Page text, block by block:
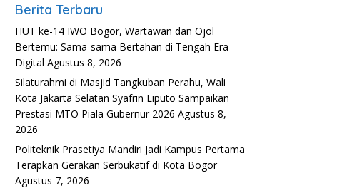
Berita Terbaru
HUT ke-14 IWO Bogor, Wartawan dan Ojol
Bertemu: Sama-sama Bertahan di Tengah Era
Digital Agustus 8, 2026
Silaturahmi di Masjid Tangkuban Perahu, Wali
Kota Jakarta Selatan Syafrin Liputo Sampaikan
Prestasi MTO Piala Gubernur 2026 Agustus 8,
2026
Politeknik Prasetiya Mandiri Jadi Kampus Pertama
Terapkan Gerakan Serbukatif di Kota Bogor
Agustus 7, 2026